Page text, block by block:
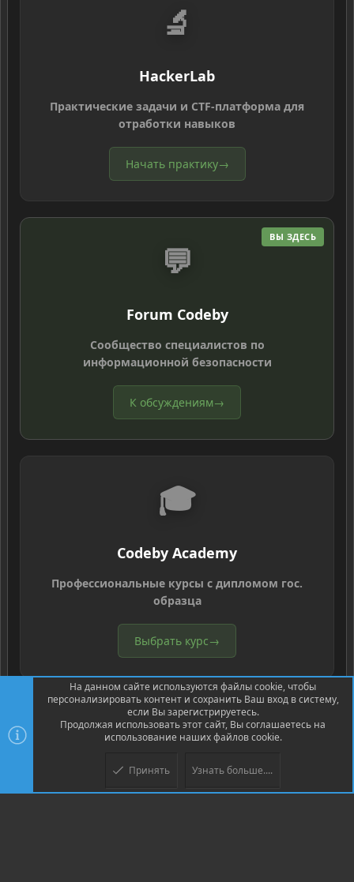
🔬
HackerLab
Практические задачи и CTF-платформа для
отработки навыков
Начать практику→
ВЫ ЗДЕСЬ
💬
Forum Codeby
Сообщество специалистов по
информационной безопасности
К обсуждениям→
🎓
Codeby Academy
Профессиональные курсы с дипломом гос.
образца
Выбрать курс→
Community platform by XenForo ® © 2010-2026 XenForo Ltd.
© Jason Axelrod of 8WAYRUN
На данном сайте используются файлы cookie, чтобы
персонализировать контент и сохранить Ваш вход в систему,
если Вы зарегистрируетесь.
Продолжая использовать этот сайт, Вы соглашаетесь на
использование наших файлов cookie.
Принять Узнать больше....